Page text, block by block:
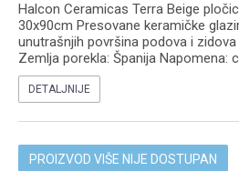
Halcon Ceramicas Terra Beige
30x90cm Presovane keramičke
unutrašnjih površina podova i
Zemlja porekla: Španija Napomena:
DETALJNIJE
PROIZVOD VIŠE NIJE DOSTUPAN